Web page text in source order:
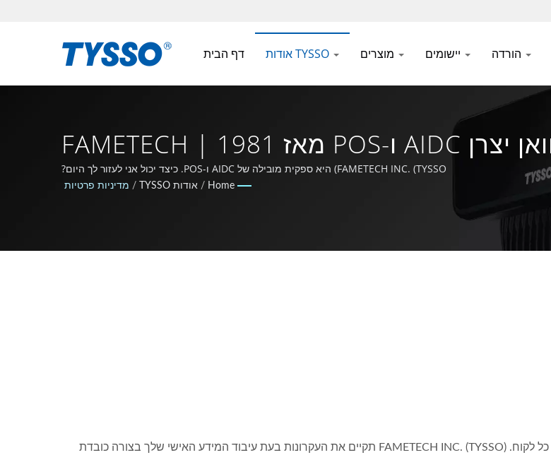
דף הבית אודות TYSSO
מדיניות פרטיות | נוצר בטייוואן יצרן AIDC ו-POS מאז 1981 | FAMETECH
INC
FAMETECH INC. (TYSSO) היא ספקית מובילה של AIDC ו-POS. כיצד יכול אני לעזור לך היום?
Home
/ אודות TYSSO / מדיניות פרטיות
FAMETECH INC. (TYSSO) מכבדת את זכויות הפרטיות והתחנות של כל לקוח. FAMETECH INC. (TYSSO) תקיים את העקרונות בעת עיבוד המידע האישי שלך בצורה כובדת